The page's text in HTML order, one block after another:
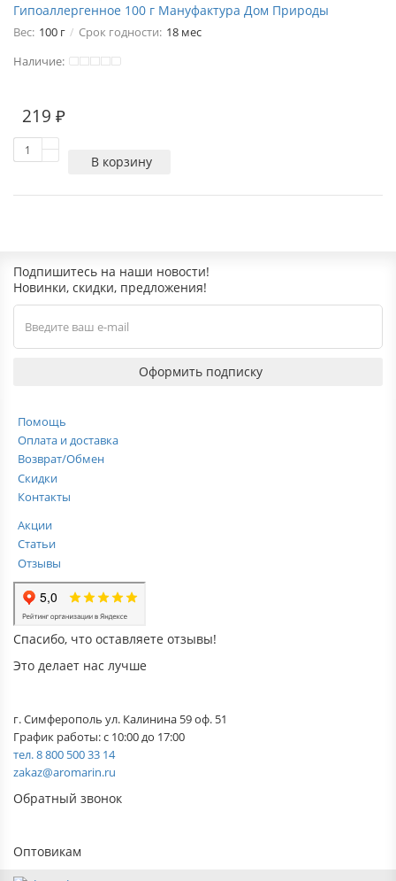
Гипоаллергенное 100 г Мануфактура Дом Природы
Вес: 100 г Срок годности: 18 мес
Наличие:
219 ₽
В корзину
Подпишитесь на наши новости!
Новинки, скидки, предложения!
Оформить подписку
Помощь
Оплата и доставка
Возврат/Обмен
Скидки
Контакты
Акции
Статьи
Отзывы
Спасибо, что оставляете отзывы!
Это делает нас лучше
г. Симферополь ул. Калинина 59 оф. 51
График работы: с 10:00 до 17:00
тел. 8 800 500 33 14
zakaz@aromarin.ru
Обратный звонок
Оптовикам